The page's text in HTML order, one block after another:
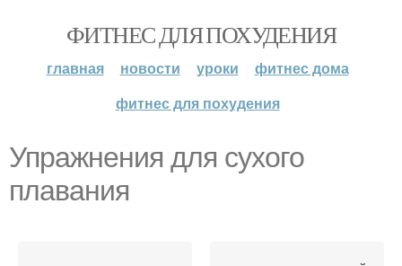
ФИТНЕС ДЛЯ ПОХУДЕНИЯ
главная новости уроки
фитнес дома
фитнес для похудения
Упражнения для сухого
плавания